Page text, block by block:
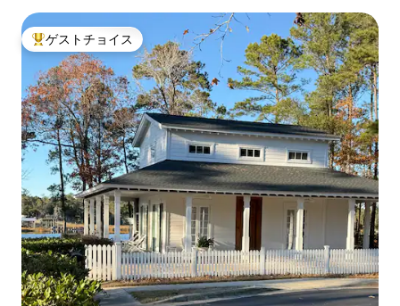
大好評のゲストチョイスです。
ゲストチョイス